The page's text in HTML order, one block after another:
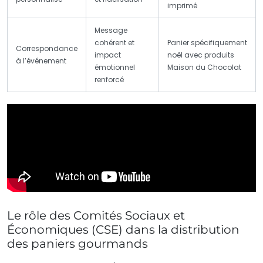
imprimé
Correspondance
à l’événement
Message
cohérent et
impact
émotionnel
renforcé
Panier spécifiquement
noël avec produits
Maison du Chocolat
Le rôle des Comités Sociaux et
Économiques (CSE) dans la distribution
des paniers gourmands